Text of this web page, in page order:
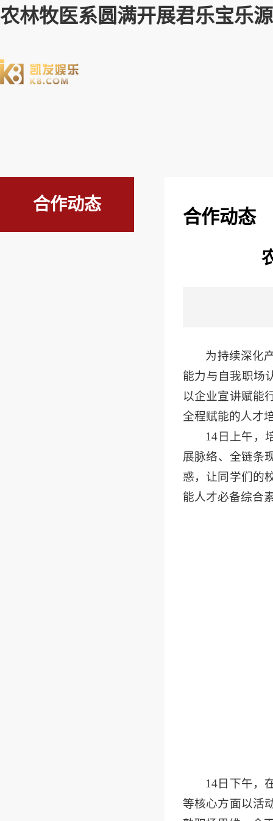
农林牧医系圆满开展君乐宝乐
合作动态
合作动态
为持续深化
能力与自我职场
以企业宣讲赋能
全程赋能的人才
14日上午，
展脉络、全链条
惑，让同学们的
能人才必备综合素
14日下午，
等核心方面以活